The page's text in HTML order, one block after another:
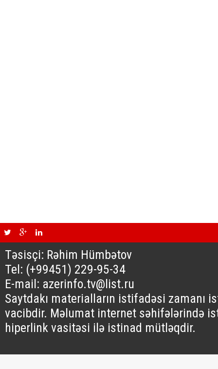
Təsisçi: Rəhim Hümbətov
Tel: (+99451) 229-95-34
E-mail: azerinfo.tv@list.ru
Saytdakı materialların istifadəsi zamanı
vacibdir. Məlumat internet səhifələrində
hiperlink vasitəsi ilə istinad mütləqdir.